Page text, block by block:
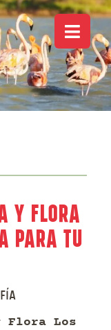
y Flora
para tu
Flora Los